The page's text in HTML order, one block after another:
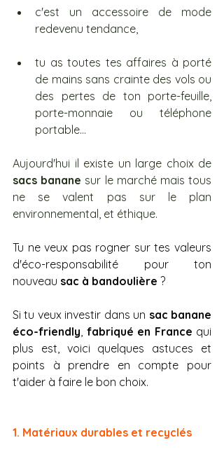
c'est un accessoire de mode
redevenu tendance,
tu as toutes tes affaires à porté
de mains sans crainte des vols ou
des pertes de ton porte-feuille,
porte-monnaie ou téléphone
portable...
sacs banane sur le marché mais tous
ne se valent pas sur le plan
environnemental, et éthique.
Tu ne veux pas rogner sur tes valeurs
d'éco-responsabilité pour ton
nouveau sac à bandoulière ?
Si tu veux investir dans un sac banane
éco-friendly fabriqué en France qui
plus est, voici quelques astuces et
points à prendre en compte pour
t'aider à faire le bon choix.
1. Matériaux durables et recyclés